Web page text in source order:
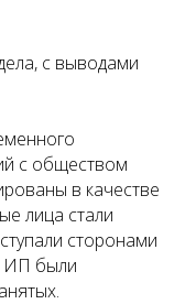
с выводами
с обществом
в качестве
лица стали
сторонами
ИП были